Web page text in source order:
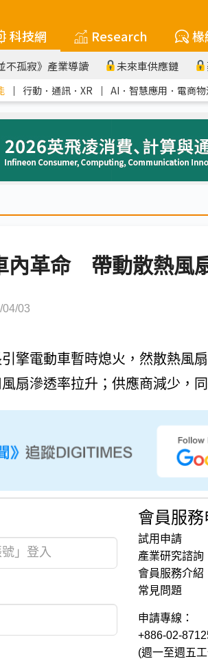
科技網 Research 椽
不孤寂》產業導讀 未來車供應鏈
｜ 行動．通訊．XR ｜ AI．智慧應用．電商物
內革命 帶動散熱風
04/03
擎電動車暫時熄火，然散熱風
扇滲透率拉升；供應商減少，
會員服務
試用申請
產業研究諮詢
會員服務介紹
常見問題
申請專線：
+886-02-
(週一至週五